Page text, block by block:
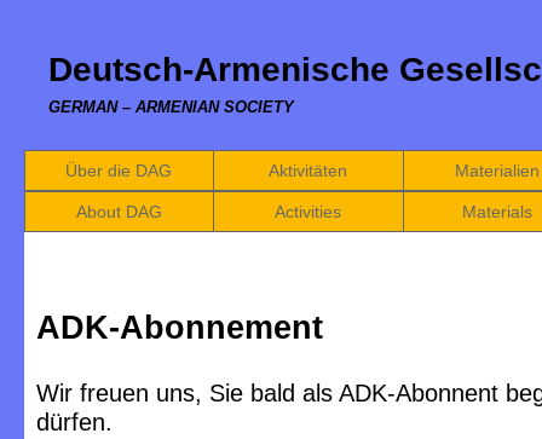
Deutsch-Armenische
GERMAN – ARMENIAN SOCIETY
Über die DAG Aktivitäten Materialien
About DAG Activities Materials
ADK-Abonnement
Wir freuen uns, Sie bald als ADK-Abonnent
dürfen.